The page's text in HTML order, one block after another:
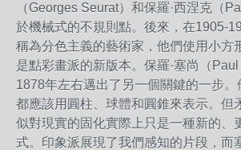
（Georges Seurat）和保羅·西涅克（
於機械式的不規則點。後來，在1905-
稱為分色主義的藝術家，他們使用小方
是點彩畫派的新版本。保羅·塞尚（
1878年左右邁出了另一個關鍵的一步
都應該用圓柱、球體和圓錐來表示。但
似對現實的固化實際上只是一種新的、
式。印象派展現了我們感知的片段，而